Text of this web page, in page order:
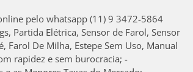
pelo whatsapp (11) 9 3472-5864
Partida Elétrica, Sensor de Farol, Sensor
Farol De Milha, Estepe Sem Uso, Manual
rapidez e sem burocracia; -